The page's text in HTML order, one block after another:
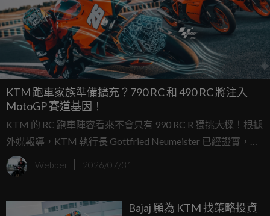
KTM 跑車家族準備擴充？790 RC 和 490 RC 將注入
MotoGP 賽道基因！
KTM 的 RC 跑車陣容看來不會只有 990 RC R 獨挑大樑！根據
外媒報導，KTM 執行長 Gottfried Neumeister 已經證實，品
牌在 MotoGP 賽場上累積的豐富經驗，將會繼續下放到合法
上路的市售跑車上，而且接下來還有兩款中低排氣量的新車
Webber 2026/07/31
Bajaj 願為 KTM 找策略投資